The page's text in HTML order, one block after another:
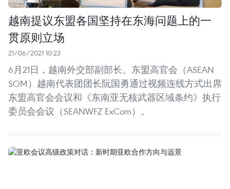
越南提议东盟各国坚持在东海问题上的一
贯原则立场
21/06/2021 10:23
6月21日，越南外交部副部长、东盟高官会（ASEAN
SOM）越南代表团团长阮国勇通过视频连线方式出席
东盟高官会会议和《东南亚无核武器区域条约》执行
委员会会议（SEANWFZ ExCom）。